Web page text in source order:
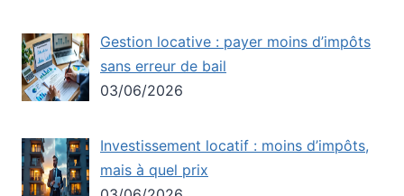
Gestion locative : payer moins d’impôts
sans erreur de bail
03/06/2026
Investissement locatif : moins d’impôts,
mais à quel prix